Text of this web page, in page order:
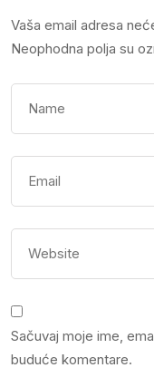
Vaša email adresa
Neophodna polja su
Sačuvaj moje ime,
buduće komentare.